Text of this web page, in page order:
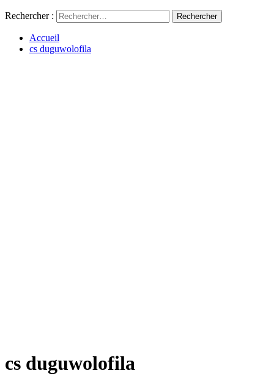
Rechercher :
Accueil
cs duguwolofila
cs duguwolofila